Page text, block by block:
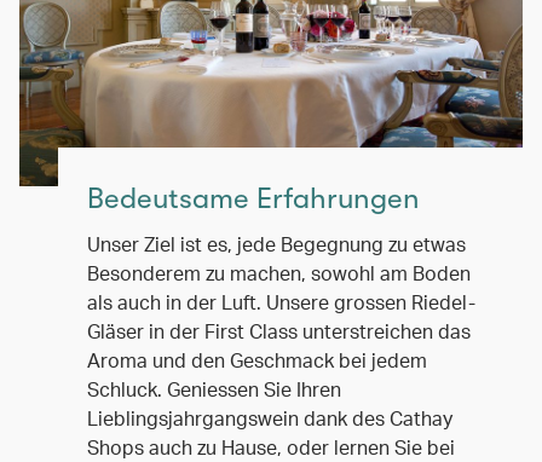
Bedeutsame Erfahrungen
Unser Ziel ist es, jede Begegnung zu etwas
Besonderem zu machen, sowohl am Boden
als auch in der Luft. Unsere grossen Riedel-
Gläser in der First Class unterstreichen das
Aroma und den Geschmack bei jedem
Schluck. Geniessen Sie Ihren
Lieblingsjahrgangswein dank des Cathay
Shops auch zu Hause, oder lernen Sie bei